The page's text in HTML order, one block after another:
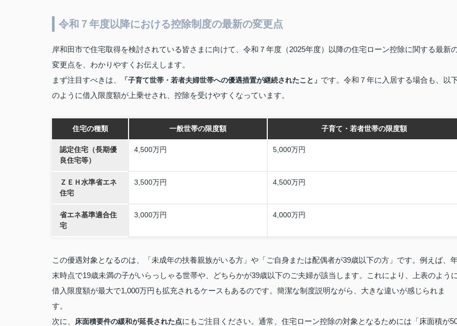
令和７年度以降における控除制度の最新の変更点
岸和田市で住宅取得を検討されている皆さまに向けて、令和７年度（2025年度）以降の住宅ローン控除に関する最新
変更点を、わかりやすくお伝えします。
まず注目すべきは、
「子育て世帯・若者夫婦世帯への優遇措置が継続されたこと」 です。令和７年に入居する場合も、以
のように借入限度額が上乗せされ、控除を受けやすくなっています。
住宅の種類 一般世帯の限度額 子育て・若者世帯の限度額
認定住宅（長期優
良住宅等）
4,500万円 5,000万円
ＺＥＨ水準省エネ
住宅
3,500万円 4,500万円
省エネ基準適合住
宅
3,000万円 4,000万円
この優遇対象となるのは、「未成年の扶養親族がいる方」や「ご自身または配偶者が39歳以下の方」です。例えば、
末時点で19歳未満の子がいらっしゃる世帯や、どちらかが39歳以下のご夫婦が該当します。これにより、上表のように
借入限度額が最大で1,000万円も拡充されるケースもあるのです。簡潔な制度説明ながら、大きな違いが感じられま
す。
次に、 床面積要件の緩和が延長された点にもご注目ください。通常、住宅ローン控除の対象となるためには「床面積が